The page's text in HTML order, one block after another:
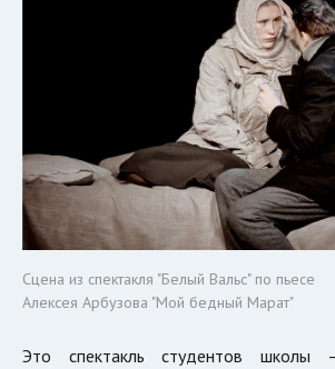
Сцена из спектакля "Белый Вальс" по пьесе
Алексея Арбузова "Мой бедный Марат"
Это спектакль студентов